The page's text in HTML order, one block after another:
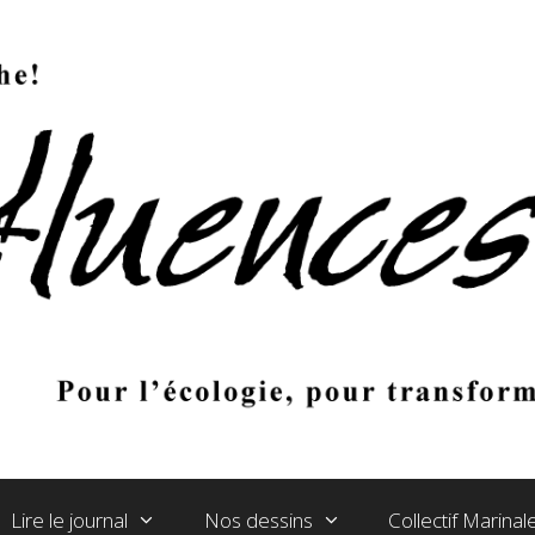
Lire le journal Nos dessins Collectif